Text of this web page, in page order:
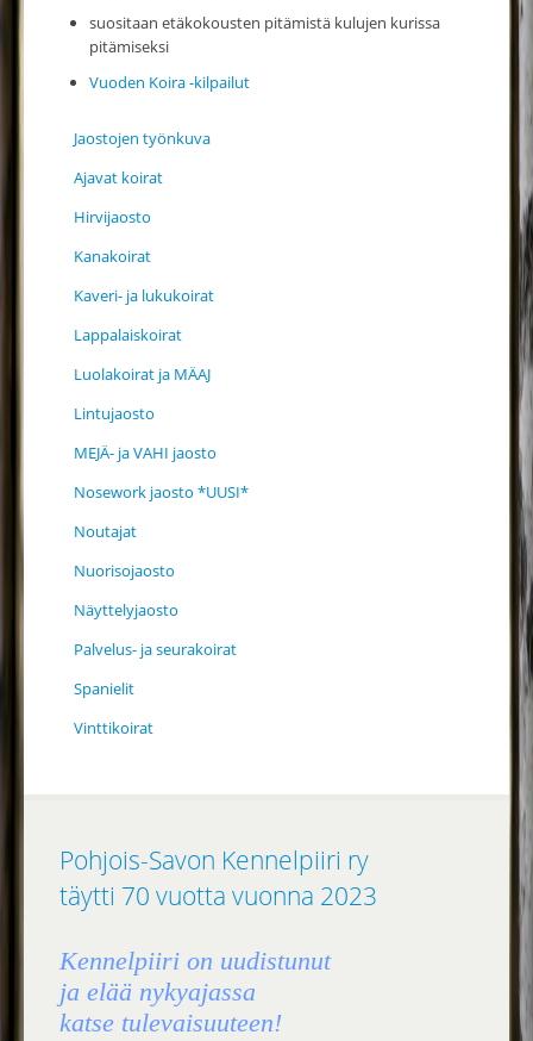
suositaan etäkokousten pitämistä kulujen kurissa
pitämiseksi
Vuoden Koira -kilpailut
Jaostojen työnkuva
Ajavat koirat
Hirvijaosto
Kanakoirat
Kaveri- ja lukukoirat
Lappalaiskoirat
Luolakoirat ja MÄAJ
Lintujaosto
MEJÄ- ja VAHI jaosto
Nosework jaosto *UUSI*
Noutajat
Nuorisojaosto
Näyttelyjaosto
Palvelus- ja seurakoirat
Spanielit
Vinttikoirat
Pohjois-Savon Kennelpiiri ry
täytti 70 vuotta vuonna 2023
Kennelpiiri on uudistunut
ja elää nykyajassa
katse tulevaisuuteen!